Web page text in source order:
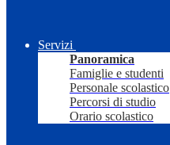
Servizi
Panoramica
Famiglie e studenti
Personale scolastico
Percorsi di studio
Orario scolastico